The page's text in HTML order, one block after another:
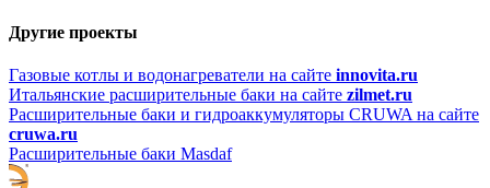
Другие проекты
Газовые котлы и водонагреватели на сайте innovita.ru
Итальянские расширительные баки на сайте zilmet.ru
Расширительные баки и гидроаккумуляторы CRUWA на сайте
cruwa.ru
Расширительные баки Masdaf